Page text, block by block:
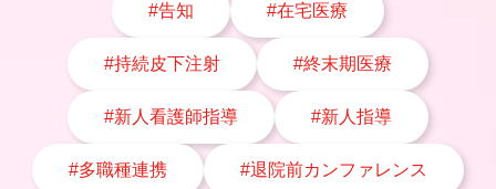
#告知 #在宅医療
#持続皮下注射 #終末期医療
#新人看護師指導 #新人指導
#多職種連携 #退院前カンファレンス